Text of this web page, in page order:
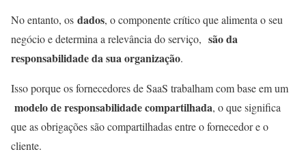
No entanto, os dados, o componente crítico que alimenta o seu
negócio e determina a relevância do serviço, são da
responsabilidade da sua organização.
Isso porque os fornecedores de SaaS trabalham com base em um
modelo de responsabilidade compartilhada, o que significa
que as obrigações são compartilhadas entre o fornecedor e o
cliente.